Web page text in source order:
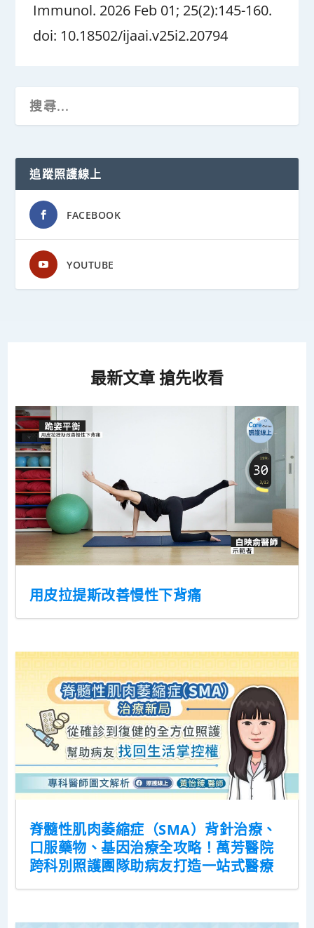
Immunol. 2026 Feb 01; 25(2):145-160.
doi: 10.18502/ijaai.v25i2.20794
追蹤照護線上
FACEBOOK
YOUTUBE
最新文章 搶先收看
用皮拉提斯改善慢性下背痛
脊髓性肌肉萎縮症（SMA）背針治療、
口服藥物、基因治療全攻略！萬芳醫院
跨科別照護團隊助病友打造一站式醫療